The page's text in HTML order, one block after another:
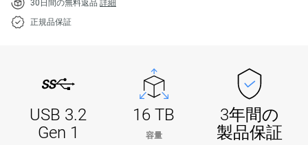
30日間の無料返品 詳細
正規品保証
USB 3.2
Gen 1
16 TB
容量
3年間の
製品保証